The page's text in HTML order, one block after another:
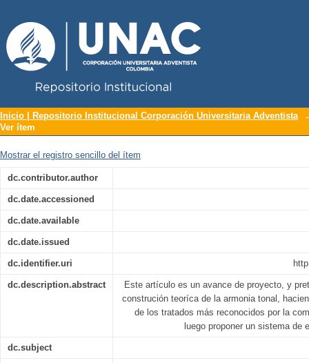
Armonía tonal, una revisión crítica de
Inicio | Repositorio Institucional Corporación Universitaria Adventista
Ver ítem
Mostrar el registro sencillo del ítem
dc.contributor.author
dc.date.accessioned
dc.date.available
dc.date.issued
dc.identifier.uri
dc.description.abstract
Este artículo es un avance de proyecto, y
construción teoríca de la armonia tonal,
de los tratados más reconocidos por la
luego proponer un sistema de
dc.subject